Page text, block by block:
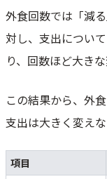
外食回数では「減
対し、支出につい
り、回数ほど大き
この結果から、外
支出は大きく変え
項目